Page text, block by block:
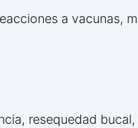
a vacunas,
resequedad